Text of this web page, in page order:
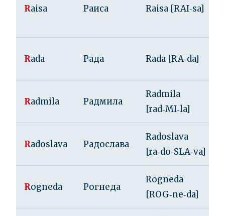
Raisa Раиса Raisa [RAI‑sa]
Rada Рада Rada [RA‑da]
Radmila Радмила
Radmila
[rad‑MI‑la]
Radoslava Радослава
Radoslava
[ra‑do‑SLA‑va]
Rogneda Рогнеда
Rogneda
[ROG‑ne‑da]